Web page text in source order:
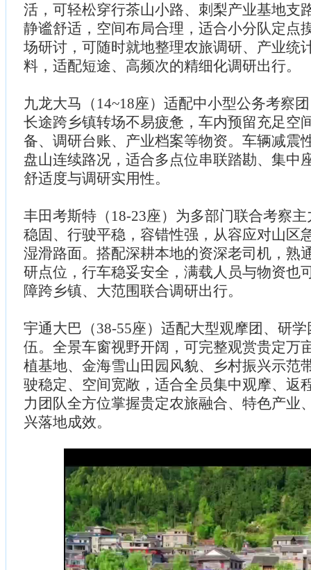
活，可轻松穿行茶山小路、刺梨产业基地支
静谧舒适，空间布局合理，适合小分队定点
场研讨，可随时就地整理农旅调研、产业统
料，适配短途、高频次的精细化调研出行。
九龙大马（14~18座）适配中小型公务考察
长途跨乡镇转场不易疲惫，车内预留充足空
备、调研台账、产业档案等物资。车辆减震
盘山连续路况，适合多点位串联踏勘、集中
舒适度与调研实用性。
丰田考斯特（18-23座）为多部门联合考察
稳固、行驶平稳，容错性强，从容应对山区
湿滑路面。搭配深耕本地的资深老司机，熟
研点位，行车稳妥安全，满载人员与物资也
障跨乡镇、大范围联合调研出行。
宇通大巴（38-55座）适配大型观摩团、研
伍。全景车窗视野开阔，可完整观赏贵定万
植基地、金海雪山田园风貌、乡村振兴示范
驶稳定、空间宽敞，适合全员集中观摩、返
力团队全方位掌握贵定农旅融合、特色产业
兴落地成效。